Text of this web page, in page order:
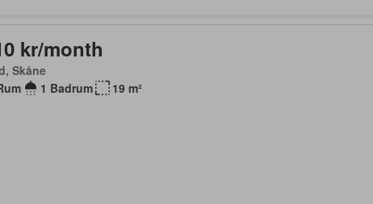
kr/month
Skåne
1 Badrum 19 m²